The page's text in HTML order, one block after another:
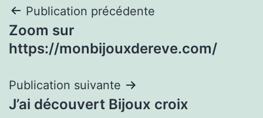
Navigation
de
Publication précédente
Zoom sur
https://monbijouxdereve.com/
Publication suivante
J’ai découvert Bijoux croix